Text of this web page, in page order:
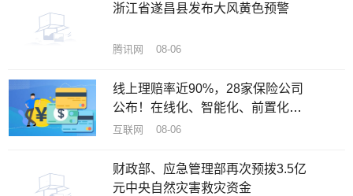
浙江省遂昌县发布大风黄色预警
腾讯网 08-06
线上理赔率近90%，28家保险公司
公布！在线化、智能化、前置化成
趋势
互联网 08-06
财政部、应急管理部再次预拨3.5亿
元中央自然灾害救灾资金